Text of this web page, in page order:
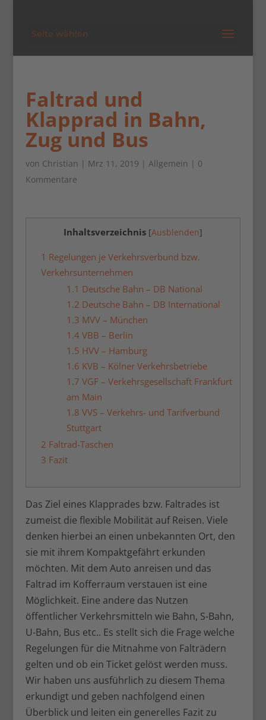
Seite wählen
Faltrad und
Klapprad in Bahn,
Zug und Bus
von Christian | Mrz 11, 2019 | Allgemein | 0
Kommentare
Inhaltsverzeichnis [Ausblenden]
1 Regelungen je Verkehrsverbund bzw.
Verkehrsunternehmen
1.1 Deutsche Bahn – DB National
1.2 Deutsche Bahn – DB International
1.3 MVV – München
1.4 VBB – Berlin
1.5 HVV – Hamburg
1.6 KVB – Kölner Verkehrsbetriebe
1.7 VGF – Verkehrsgesellschaft Frankfurt
am Main
1.8 VVS – Verkehrs- und Tarifverbund
Stuttgart
2 Faltrad-Taschen
3 Fazit
Das Ziel eines Klapprades bzw. Faltrades ist
zumeist die flexible Mobilität auf Reisen. Viele
denken hierbei an einen unbekannten Ort, den
sie mit ihrem Kompaktgefährt erkunden
möchten. Mit dem Auto anreisen und das
Faltrad im Kofferraum verstauen ist eine
Möglichkeit. Eine andere das Nutzen
öffentlicher Verkehrsmitteln wie Bahn, S-Bahn,
U-Bahn, Bus etc.. Es stellt sich die Frage welche
Regelungen für die Mitnahme von Falträdern
gelten und ob ein Ticket gelöst werden muss.
Wir haben uns ausführlich zu diesem Thema
erkundigt und geben nachfolgend einen
Überblick und leiten ein generelles Fazit zu